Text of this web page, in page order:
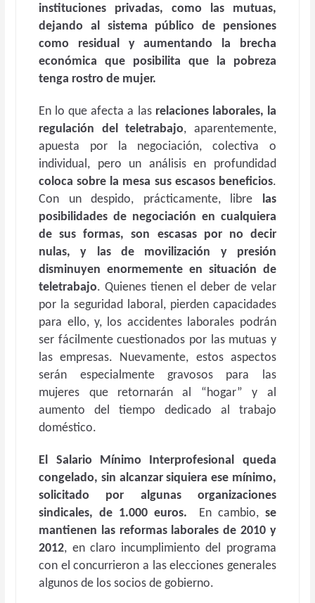
instituciones privadas, como las mutuas,
dejando al sistema público de pensiones
como residual y aumentando la brecha
económica que posibilita que la pobreza
tenga rostro de mujer.
En lo que afecta a las relaciones laborales, la
regulación del teletrabajo, aparentemente,
apuesta por la negociación, colectiva o
individual, pero un análisis en profundidad
coloca sobre la mesa sus escasos beneficios.
Con un despido, prácticamente, libre las
posibilidades de negociación en cualquiera
de sus formas, son escasas por no decir
nulas, y las de movilización y presión
disminuyen enormemente en situación de
teletrabajo. Quienes tienen el deber de velar
por la seguridad laboral, pierden capacidades
para ello, y, los accidentes laborales podrán
ser fácilmente cuestionados por las mutuas y
las empresas. Nuevamente, estos aspectos
serán especialmente gravosos para las
mujeres que retornarán al “hogar” y al
aumento del tiempo dedicado al trabajo
doméstico.
El Salario Mínimo Interprofesional queda
congelado, sin alcanzar siquiera ese mínimo,
solicitado por algunas organizaciones
sindicales, de 1.000 euros. En cambio, se
mantienen las reformas laborales de 2010 y
2012, en claro incumplimiento del programa
con el concurrieron a las elecciones generales
algunos de los socios de gobierno.